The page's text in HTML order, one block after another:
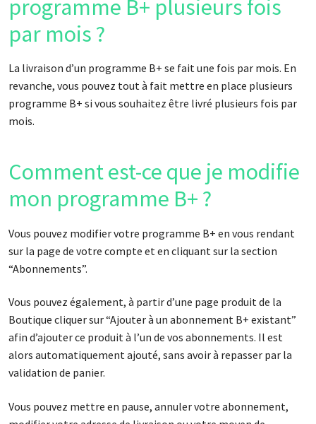
programme B+ plusieurs fois
par mois ?
La livraison d’un programme B+ se fait une fois par mois. En
revanche, vous pouvez tout à fait mettre en place plusieurs
programme B+ si vous souhaitez être livré plusieurs fois par
mois.
Comment est-ce que je modifie
mon programme B+ ?
Vous pouvez modifier votre programme B+ en vous rendant
sur la page de votre compte et en cliquant sur la section
“Abonnements”.
Vous pouvez également, à partir d’une page produit de la
Boutique cliquer sur “Ajouter à un abonnement B+ existant”
afin d’ajouter ce produit à l’un de vos abonnements. Il est
alors automatiquement ajouté, sans avoir à repasser par la
validation de panier.
Vous pouvez mettre en pause, annuler votre abonnement,